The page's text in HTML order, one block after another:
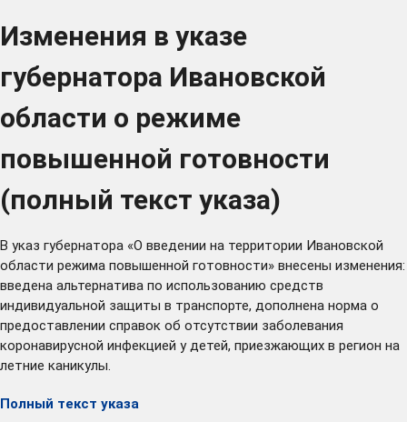
Изменения в указе
губернатора Ивановской
области о режиме
повышенной готовности
(полный текст указа)
В указ губернатора «О введении на территории Ивановской
области режима повышенной готовности» внесены изменения:
введена альтернатива по использованию средств
индивидуальной защиты в транспорте, дополнена норма о
предоставлении справок об отсутствии заболевания
коронавирусной инфекцией у детей, приезжающих в регион на
летние каникулы.
Полный текст указа